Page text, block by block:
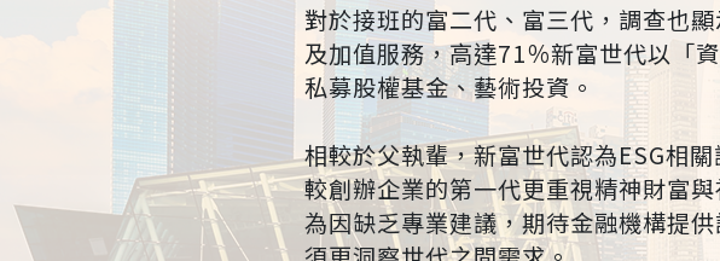
對於接班的富二代、富三代，調查也
及加值服務，高達71％新富世代以「
私募股權基金、藝術投資。
相較於父執輩，新富世代認為ESG相
較創辦企業的第一代更重視精神財富
為因缺乏專業建議，期待金融機構提